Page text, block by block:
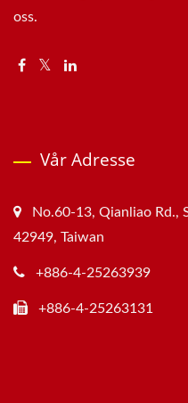
oss.
Vår Adresse
No.60-13, Qianliao Rd.,
42949, Taiwan
+886-4-25263939
+886-4-25263131